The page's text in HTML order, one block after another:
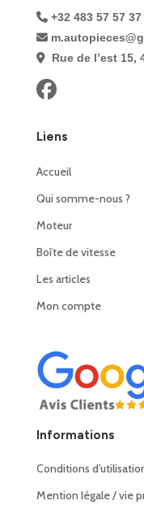
+32 483 57 57 37
Rue de l’est 15,
Liens
Accueil
Qui somme-nous ?
Moteur
Boîte de vitesse
Les articles
Mon compte
Informations
Conditions
Mention légale / vie